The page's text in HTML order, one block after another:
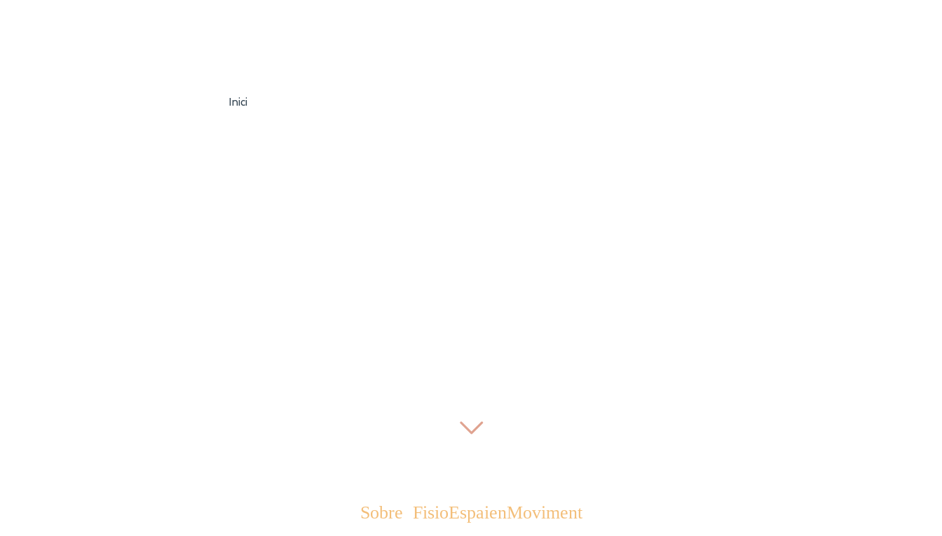
Inici
Sobre FisioEspaienMoviment